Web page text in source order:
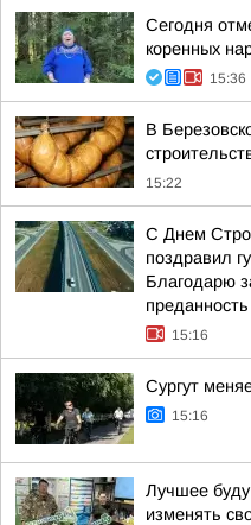
Сегодня
коренных
15:36
В
15:22
С Днем
поздравил
Благодарю
15:16
Сургут
15:16
Лучшее
изменять